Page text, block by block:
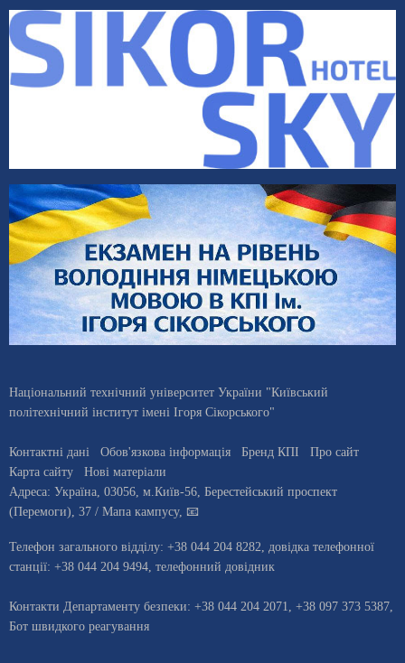
Національний технічний університет України "Київський
політехнічний інститут імені Ігоря Сікорського"
Контактні дані Обов'язкова інформація Бренд КПІ
Про сайт
Карта сайту
Нові матеріали
Адреса: Україна, 03056, м.Київ-56, Берестейський проспект
(Перемоги), 37 / Мапа кампусу, 📧
Телефон загального відділу: +38 044 204 8282 , довiдка телефонної
станцiї: +38 044 204 9494 телефонний довідник
Контакти Департаменту безпеки: +38 044 204 2071, +38 097 373 5387,
Бот швидкого реагування